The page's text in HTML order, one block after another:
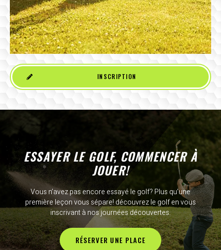
INSCRIPTION
ESSAYER LE GOLF, COMMENCER À
JOUER!
Vous n’avez pas encore essayé le golf? Plus qu’une
première leçon vous sépare! découvrez le golf en vous
inscrivant à nos journées découvertes.
RÉSERVER UNE PLACE